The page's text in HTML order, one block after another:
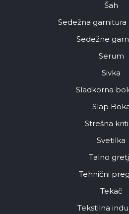
Šah
Sedežna garnitura
Sedežne
Serum
Sivka
Sladkorna
Slap
Strešna
Svetilka
Talno
Tehnični
Tekač
Tekstilna